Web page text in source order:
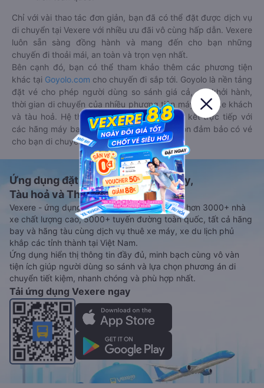
Chỉ với vài thao tác đơn giản, bạn đã có thể đặt được dịch vụ
di chuyển tại Vexere với nhiều ưu đãi vô cùng hấp dẫn. Vexere
luôn sẵn sàng đồng hành và mang đến cho bạn những
chuyến đi thoải mái, an toàn và trọn vẹn nhất.
Bên cạnh đó, bạn có thể tham khảo thêm các phương tiện
khác tại Goyolo.com cho chuyến đi sắp tới. Goyolo là nền tảng
đặt vé cho phép người dùng so sánh giá cả, giờ khởi hành,
thời gian di chuyển của nhiều phương tiện máy bay, xe khách
và tàu hoả. Hệ thống của Goyolo được liên kết trực tiếp với
các hãng máy bay, xe khách và tàu hoả, luôn đảm bảo có vé
cho bạn di chuyển.
Ứng dụng đặt vé Xe khách, Máy bay,
Tàu hoả và Thuê xe
Vexere - ứng dụng đặt vé đa phương tiện với hơn 3000+ nhà
xe chất lượng cao, 5000+ tuyến đường toàn quốc, tất cả hãng
bay và hãng tàu cùng dịch vụ thuê xe máy, xe du lịch phủ
khắp các tỉnh thành tại Việt Nam.
Ứng dụng hiển thị thông tin đầy đủ, minh bạch cùng vô vàn
tiện ích giúp người dùng so sánh và lựa chọn phương án di
chuyển tiết kiệm, nhanh chóng và phù hợp nhất.
Tải ứng dụng Vexere ngay